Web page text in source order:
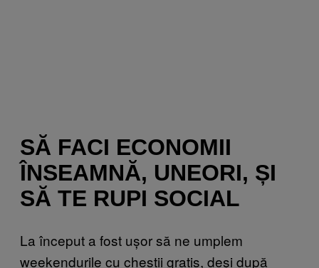
SĂ FACI ECONOMII
ÎNSEAMNĂ, UNEORI, ȘI
SĂ TE RUPI SOCIAL
La început a fost ușor să ne umplem
weekendurile cu chestii gratis, deși după